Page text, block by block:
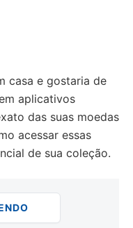
casa e gostaria de
aplicativos
das suas moedas
acessar essas
de sua coleção.